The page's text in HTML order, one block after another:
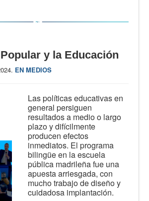
y la Educación
EN MEDIOS
Las políticas educativas en
general persiguen
resultados a medio o largo
plazo y difícilmente
producen efectos
inmediatos. El programa
bilingüe en la escuela
pública madrileña fue una
apuesta arriesgada, con
mucho trabajo de diseño y
cuidadosa implantación.